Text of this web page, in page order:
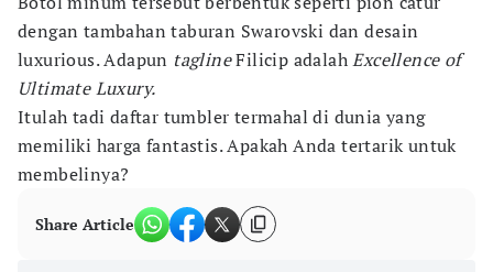
dengan tambahan taburan Swarovski dan desain
luxurious. Adapun taglineFilicip adalahExcellence of
Ultimate Luxury.
Itulah tadi daftar tumbler termahal di dunia yang
memiliki harga fantastis. Apakah Anda tertarik untuk
membelinya?
Share Article